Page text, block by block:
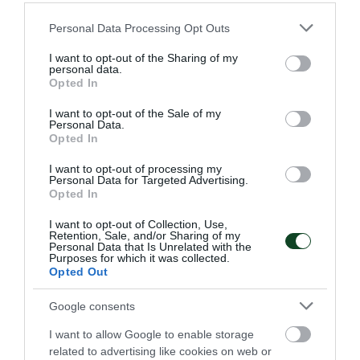
Please note that this website/app uses one or more Google
not limited to your visit or usage behaviour. You may click to
grant or deny consent to Google and its third-party tags to
use your data for below specified purposes in below Google
consent section.
Personal Data Processing Opt Outs
I want to opt-out of the Sharing of my
personal data.
Opted In
I want to opt-out of the Sale of my
Personal Data.
Opted In
I want to opt-out of processing my
Personal Data for Targeted Advertising.
Opted In
I want to opt-out of Collection, Use,
Retention, Sale, and/or Sharing of my
Personal Data that Is Unrelated with the
Purposes for which it was collected.
Opted Out
Google consents
I want to allow Google to enable storage
related to advertising like cookies on web or
Αξιόμαχος ο Κουτσοθανάσης
Ο Παναθηναϊκός εκπροσωπήθηκε στο Πανελλήνιο
Γιώργο Κουτσοθανάση.
05.04.2026 ΑΚΑΔΗΜΙΑ ΠΑΛΗΣ
ΤΕΛΕΥΤΑΙΑ ΝΕΑ